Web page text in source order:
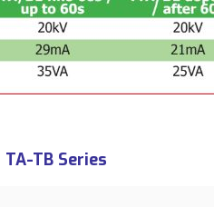
TB Series